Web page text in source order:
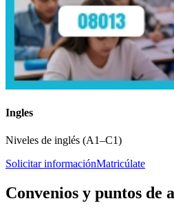
Ingles
Niveles de inglés (A1–C1)
Solicitar informaciónMatricúlate
Convenios y puntos de